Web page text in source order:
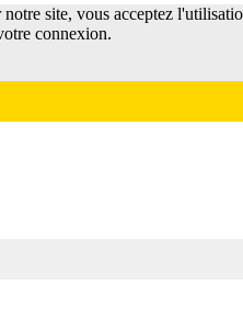
site, vous acceptez
connexion.